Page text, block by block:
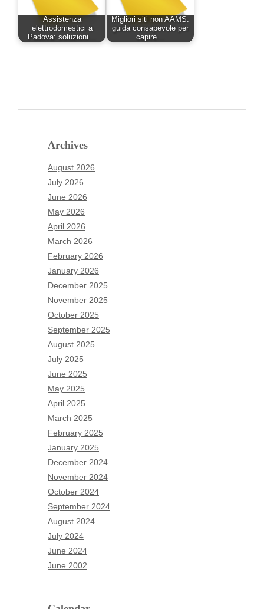
Assistenza
elettrodomestici a
Padova: soluzioni…
Migliori siti non AAMS:
guida consapevole per
capire…
Archives
August 2026
July 2026
June 2026
May 2026
April 2026
March 2026
February 2026
January 2026
December 2025
November 2025
October 2025
September 2025
August 2025
July 2025
June 2025
May 2025
April 2025
March 2025
February 2025
January 2025
December 2024
November 2024
October 2024
September 2024
August 2024
July 2024
June 2024
June 2002
Archives
August 2026
July 2026
June 2026
May 2026
April 2026
March 2026
February 2026
January 2026
December 2025
November 2025
October 2025
September 2025
August 2025
July 2025
June 2025
May 2025
April 2025
March 2025
December 2024